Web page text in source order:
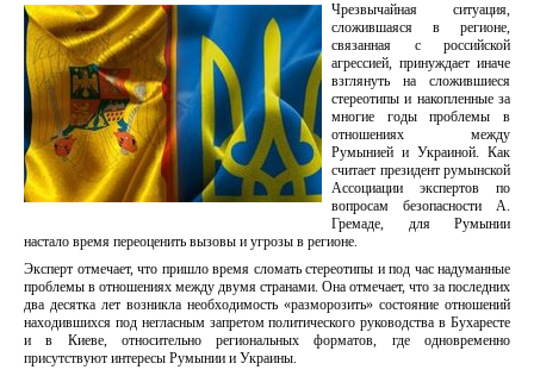
Чрезвычайная ситуация,
сложившаяся в регионе,
связанная с российской
агрессией, принуждает иначе
взглянуть на сложившиеся
стереотипы и накопленные за
многие годы проблемы в
отношениях между
Румынией и Украиной. Как
считает президент румынской
Ассоциации экспертов по
вопросам безопасности А.
Гремаде, для Румынии
настало время переоценить вызовы и угрозы в регионе.
Эксперт отмечает, что пришло время сломать стереотипы и под час надуманные
проблемы в отношениях между двумя странами. Она отмечает, что за последних
два десятка лет возникла необходимость «разморозить» состояние отношений
находившихся под негласным запретом политического руководства в Бухаресте
и в Киеве, относительно региональных форматов, где одновременно
присутствуют интересы Румынии и Украины.